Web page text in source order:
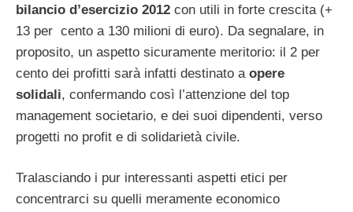
bilancio d’esercizio 2012 con utili in forte crescita (+
13 per cento a 130 milioni di euro). Da segnalare, in
proposito, un aspetto sicuramente meritorio: il 2 per
cento dei profitti sarà infatti destinato a opere
solidali, confermando così l’attenzione del top
management societario, e dei suoi dipendenti, verso
progetti no profit e di solidarietà civile.
Tralasciando i pur interessanti aspetti etici per
concentrarci su quelli meramente economico